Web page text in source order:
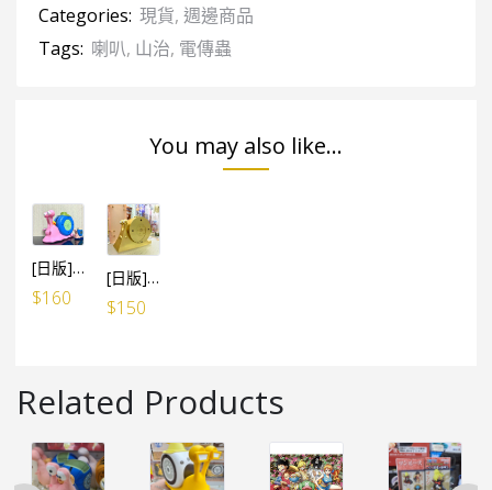
Categories: 現貨, 週邊商品
Tags: 喇叭, 山治, 電傳蟲
You may also like...
[日版] 海賊王 電傳蟲 喇叭 路飛Ver.
$160
[日版] 海賊王 電傳蟲 喇叭 黃金電傳蟲Ver.
$150
Related Products